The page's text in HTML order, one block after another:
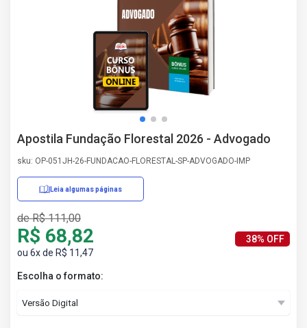
Apostila Fundação Florestal 2026 - Advogado
sku: OP-051JH-26-FUNDACAO-FLORESTAL-SP-ADVOGADO-IMP
Leia algumas páginas
de R$ 111,00
R$ 68,82
ou 6x de R$ 11,47
38% OFF
Escolha o formato: